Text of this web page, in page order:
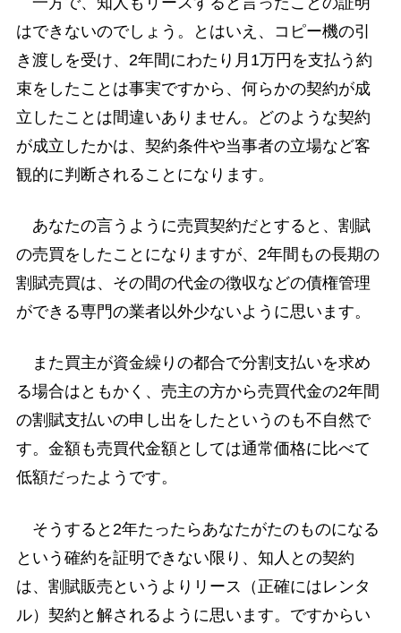
はできないのでしょう。とはいえ、コピー機の引
き渡しを受け、2年間にわたり月1万円を支払う約
束をしたことは事実ですから、何らかの契約が成
立したことは間違いありません。どのような契約
が成立したかは、契約条件や当事者の立場など客
観的に判断されることになります。
あなたの言うように売買契約だとすると、割賦
の売買をしたことになりますが、2年間もの長期の
割賦売買は、その間の代金の徴収などの債権管理
ができる専門の業者以外少ないように思います。
また買主が資金繰りの都合で分割支払いを求め
る場合はともかく、売主の方から売買代金の2年間
の割賦支払いの申し出をしたというのも不自然で
す。金額も売買代金額としては通常価格に比べて
低額だったようです。
そうすると2年たったらあなたがたのものになる
という確約を証明できない限り、知人との契約
は、割賦販売というよりリース（正確にはレンタ
ル）契約と解されるように思います。ですからい